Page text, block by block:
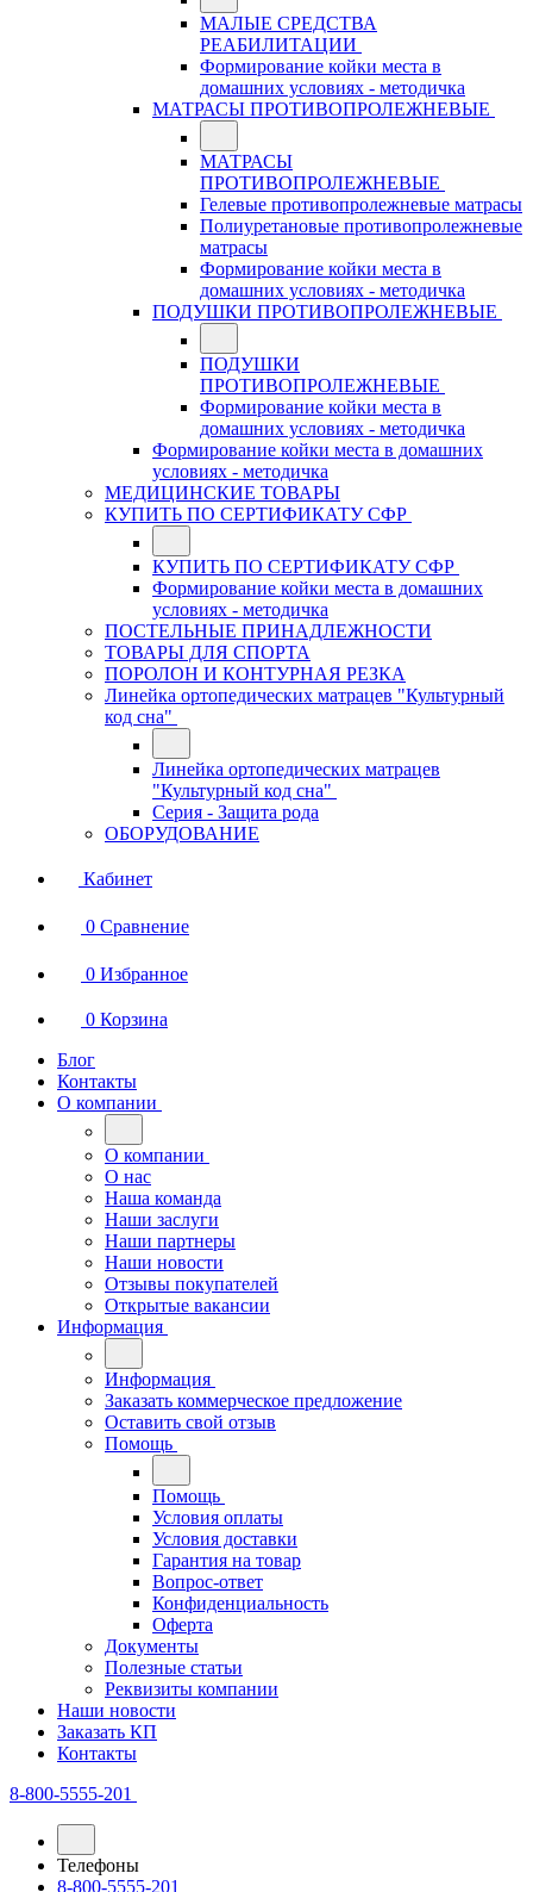
МАЛЫЕ СРЕДСТВА
РЕАБИЛИТАЦИИ
Формирование койки места в
домашних условиях - методичка
МАТРАСЫ ПРОТИВОПРОЛЕЖНЕВЫЕ
МАТРАСЫ
ПРОТИВОПРОЛЕЖНЕВЫЕ
Гелевые противопролежневые матрасы
Полиуретановые противопролежневые
матрасы
Формирование койки места в
домашних условиях - методичка
ПОДУШКИ ПРОТИВОПРОЛЕЖНЕВЫЕ
ПОДУШКИ
ПРОТИВОПРОЛЕЖНЕВЫЕ
Формирование койки места в
домашних условиях - методичка
Формирование койки места в домашних
условиях - методичка
МЕДИЦИНСКИЕ ТОВАРЫ
КУПИТЬ ПО СЕРТИФИКАТУ СФР
КУПИТЬ ПО СЕРТИФИКАТУ СФР
Формирование койки места в домашних
условиях - методичка
ПОСТЕЛЬНЫЕ ПРИНАДЛЕЖНОСТИ
ТОВАРЫ ДЛЯ СПОРТА
ПОРОЛОН И КОНТУРНАЯ РЕЗКА
Линейка ортопедических матрацев "Культурный
код сна"
Линейка ортопедических матрацев
"Культурный код сна"
Серия - Защита рода
ОБОРУДОВАНИЕ
Кабинет
0 Сравнение
0 Избранное
0 Корзина
Блог
Контакты
О компании
О компании
О нас
Наша команда
Наши заслуги
Наши партнеры
Наши новости
Отзывы покупателей
Открытые вакансии
Информация
Информация
Заказать коммерческое предложение
Оставить свой отзыв
Помощь
Помощь
Условия оплаты
Условия доставки
Гарантия на товар
Вопрос-ответ
Конфиденциальность
Оферта
Документы
Полезные статьи
Реквизиты компании
Наши новости
Заказать КП
Контакты
8-800-5555-201
Телефоны
8-800-5555-201